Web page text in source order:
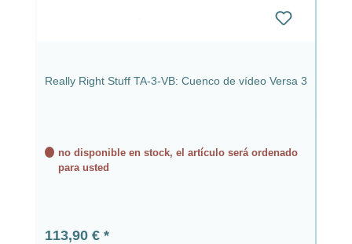
Really Right Stuff TA-3-VB: Cuenco de vídeo Versa 3
no disponible en stock, el artículo será ordenado
para usted
Precio normal:
113,90 €